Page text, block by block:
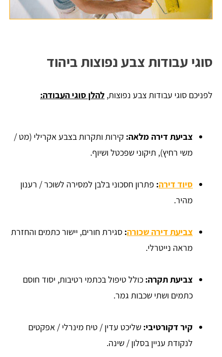
סוגי עבודות צבע נפוצות ביהוד
לפניכם סוגי עבודות צבע נפוצות, להלן סוגי העבודה:
צביעת דירה מלאה: קירות ותקרות בצבע אקרילי (מט /
משי רחיץ), תיקוני שפכטל ושיוף.
סיוד דירה: פתרון חסכוני בלבן למסירה לשוכר / רענון
מהיר.
צביעת דירה שכורה: סגירת חורים, יישור כתמים והחזרת
מראה נייטרלי.
צביעת תקרה: כולל טיפול בכתמי רטיבות, יסוד חוסם
כתמים ושתי שכבות גמר.
קיר דקורטיבי: שליכט עדין / טיח מינרלי / אפקטים
לנקודת עניין בסלון / שינה.